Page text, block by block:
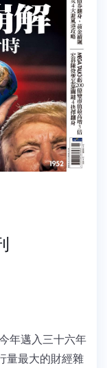
年邁入三十六年
量最大的財經雜